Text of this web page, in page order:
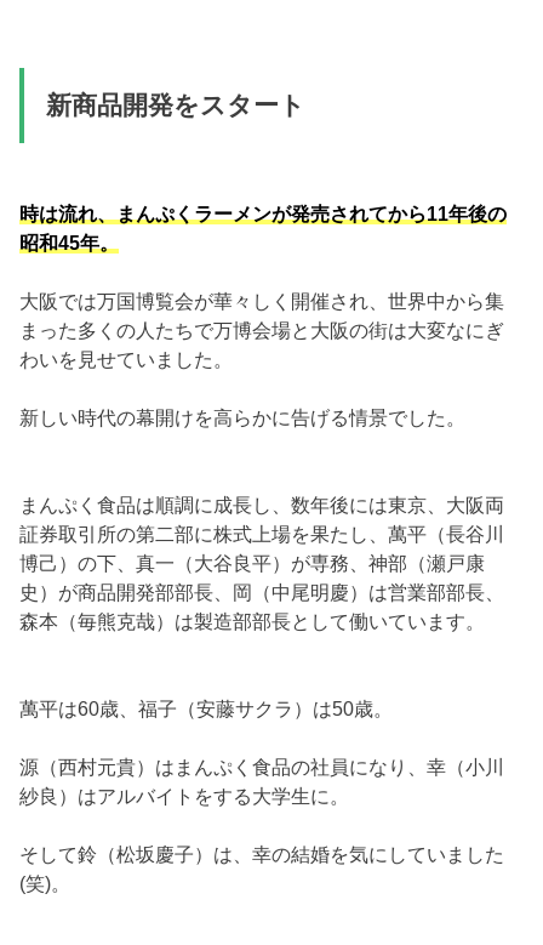
新商品開発をスタート
時は流れ、まんぷくラーメンが発売されてから11年後の
昭和45年。
大阪では万国博覧会が華々しく開催され、世界中から集
まった多くの人たちで万博会場と大阪の街は大変なにぎ
わいを見せていました。
新しい時代の幕開けを高らかに告げる情景でした。
まんぷく食品は順調に成長し、数年後には東京、大阪両
証券取引所の第二部に株式上場を果たし、萬平（長谷川
博己）の下、真一（大谷良平）が専務、神部（瀬戸康
史）が商品開発部部長、岡（中尾明慶）は営業部部長、
森本（毎熊克哉）は製造部部長として働いています。
萬平は60歳、福子（安藤サクラ）は50歳。
源（西村元貴）はまんぷく食品の社員になり、幸（小川
紗良）はアルバイトをする大学生に。
そして鈴（松坂慶子）は、幸の結婚を気にしていました
(笑)。